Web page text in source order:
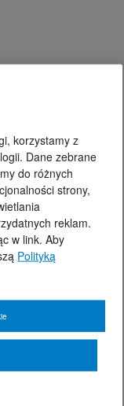
korzystamy z
Dane zebrane
do różnych
strony,
reklam.
w link. Aby
Polityką